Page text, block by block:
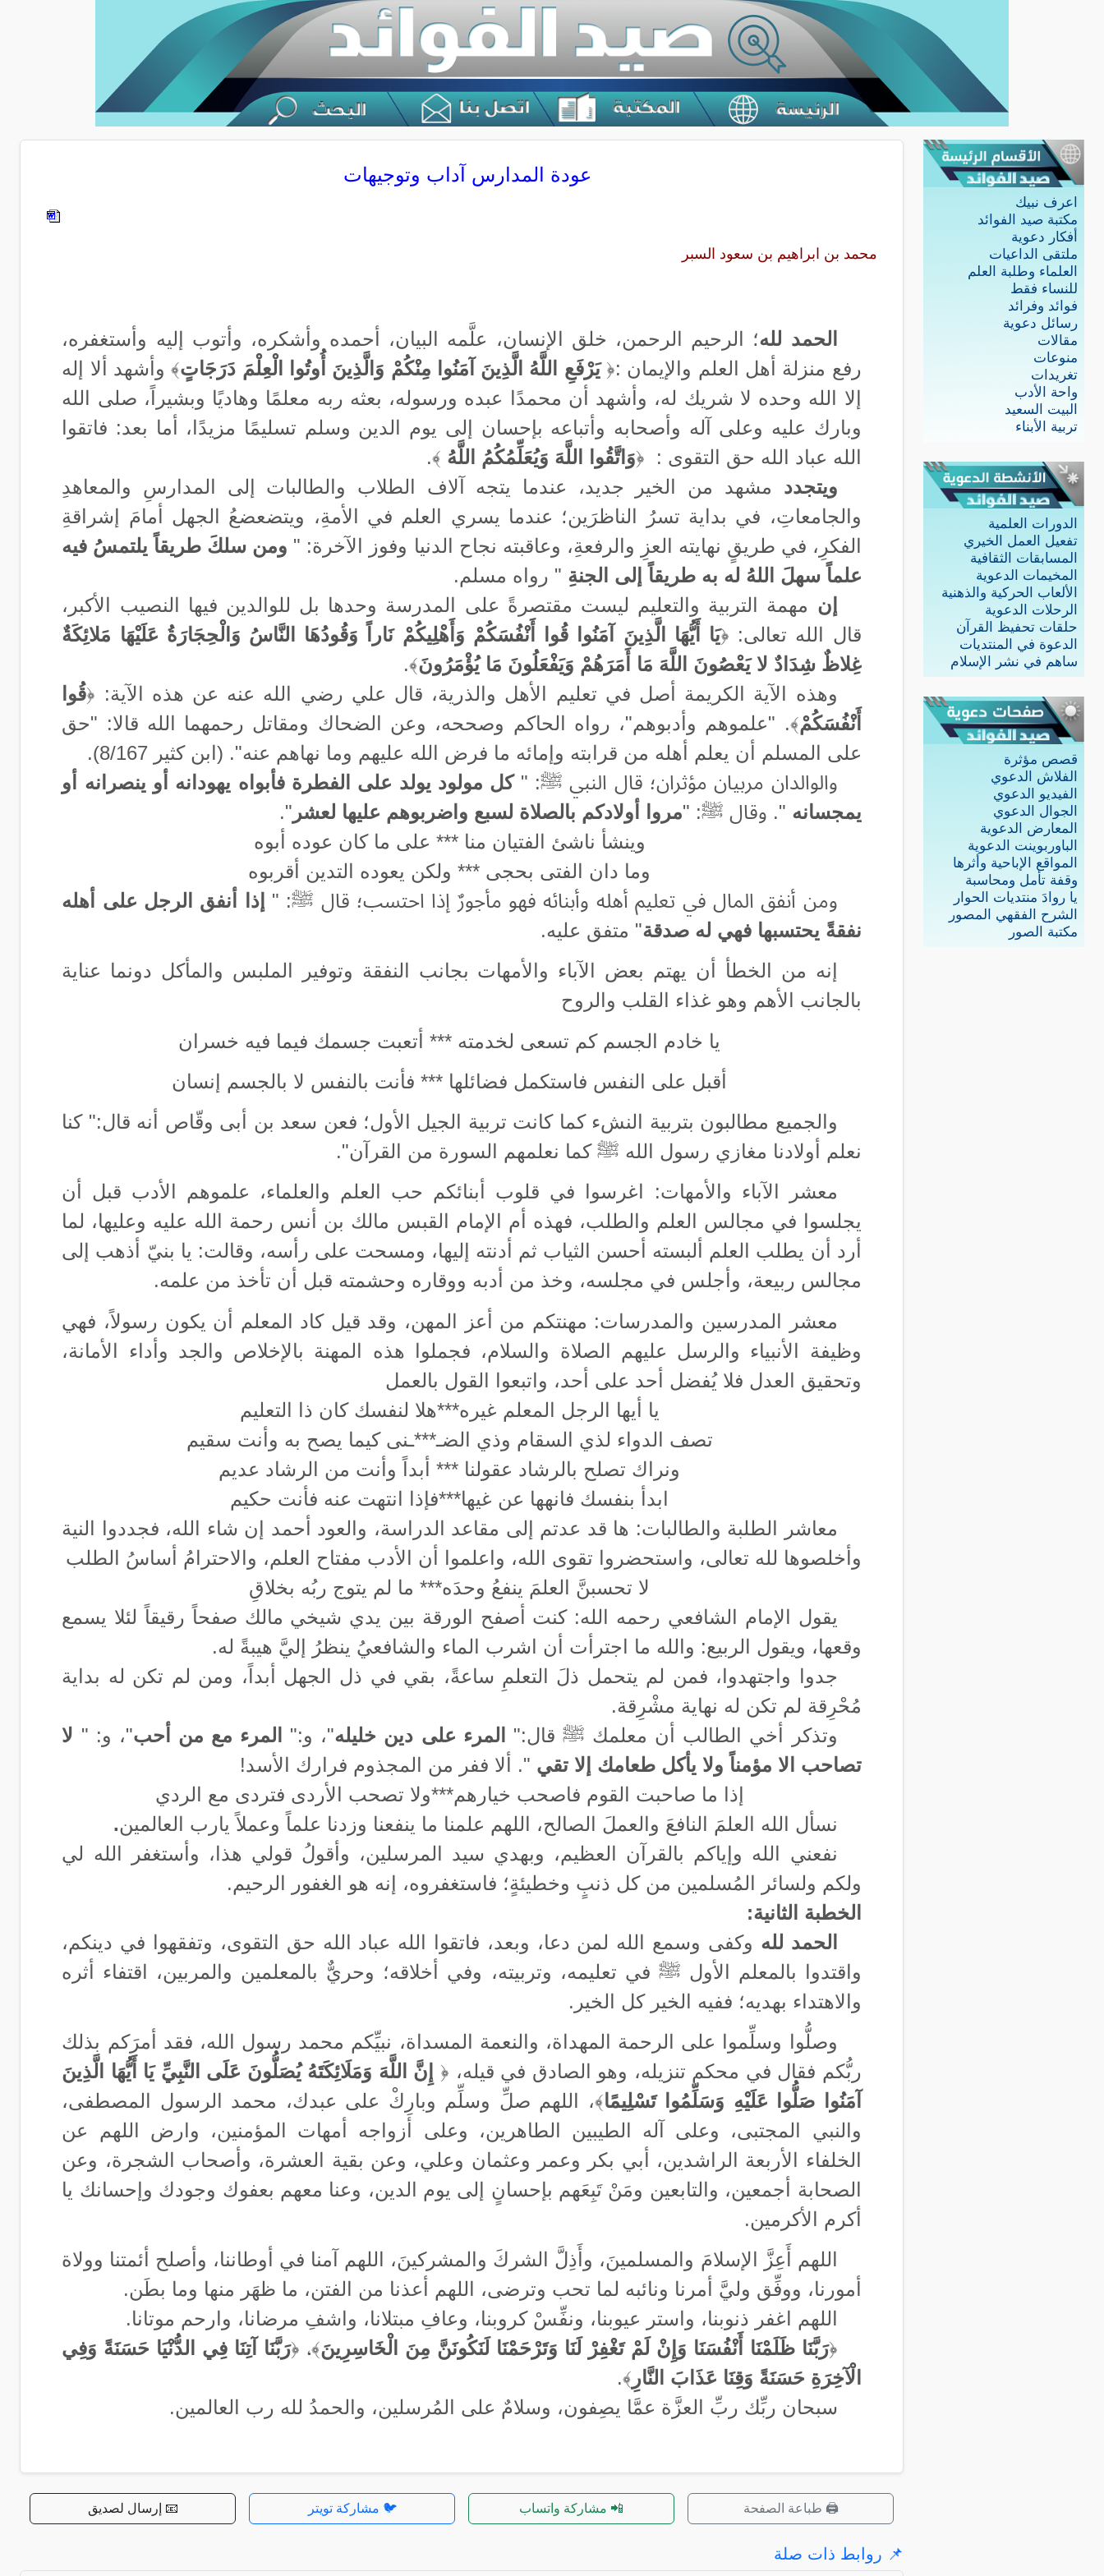
اعرف نبيك
مكتبة صيد الفوائد
أفكار دعوية
ملتقى الداعيات
العلماء وطلبة العلم
للنساء فقط
فوائد وفرائد
رسائل دعوية
مقالات
منوعات
تغريدات
واحة الأدب
البيت السعيد
تربية الأبناء
الدورات العلمية
تفعيل العمل الخيري
المسابقات الثقافية
المخيمات الدعوية
الألعاب الحركية والذهنية
الرحلات الدعوية
حلقات تحفيظ القرآن
الدعوة في المنتديات
ساهم في نشر الإسلام
قصص مؤثرة
الفلاش الدعوي
الفيديو الدعوي
الجوال الدعوي
المعارض الدعوية
الباوربوينت الدعوية
المواقع الإباحية وأثرها
وقفة تأمل ومحاسبة
يا روادَ منتديات الحوار
الشرح الفقهي المصور
مكتبة الصور
عودة المدارس آداب وتوجيهات
محمد بن ابراهيم بن سعود السبر
الحمد لله؛ الرحيم الرحمن، خلق الإنسان، علَّمه البيان، أحمده وأشكره، وأتوب إليه وأستغفره،
رفع منزلة أهل العلم والإيمان :﴿يَرْفَعِ اللَّهُ الَّذِينَ آمَنُوا مِنْكُمْ وَالَّذِينَ أُوتُوا الْعِلْمَ دَرَجَاتٍ﴾ وأشهد ألا إله
إلا الله وحده لا شريك له، وأشهد أن محمدًا عبده ورسوله، بعثه ربه معلمًا وهاديًا وبشيراً، صلى الله
وبارك عليه وعلى آله وأصحابه وأتباعه بإحسان إلى يوم الدين وسلم تسليمًا مزيدًا، أما بعد: فاتقوا
الله عباد الله حق التقوى : ﴿وَاتَّقُوا اللَّهَ وَيُعَلِّمُكُمُ اللَّهُ ﴾.
ويتجدد مشهد من الخير جديد، عندما يتجه آلاف الطلاب والطالبات إلى المدارسِ والمعاهدِ
والجامعاتِ، في بداية تسرُ الناظرَين؛ عندما يسري العلم في الأمةِ، ويتضعضعُ الجهل أمامَ إشراقةِ
الفكرِ، في طريقٍ نهايته العزِ والرفعةِ، وعاقبته نجاح الدنيا وفوز الآخرة: " ومن سلكَ طريقاً يلتمسُ فيه
علماً سهلَ اللهُ له به طريقاً إلى الجنةِ " رواه مسلم.
إن مهمة التربية والتعليم ليست مقتصرةً على المدرسة وحدها بل للوالدين فيها النصيب الأكبر،
قال الله تعالى: ﴿يَا أَيُّهَا الَّذِينَ آمَنُوا قُوا أَنْفُسَكُمْ وَأَهْلِيكُمْ نَاراً وَقُودُهَا النَّاسُ وَالْحِجَارَةُ عَلَيْهَا مَلائِكَةٌ
غِلاظٌ شِدَادٌ لا يَعْصُونَ اللَّهَ مَا أَمَرَهُمْ وَيَفْعَلُونَ مَا يُؤْمَرُونَ﴾.
وهذه الآية الكريمة أصل في تعليم الأهل والذرية، قال علي رضي الله عنه عن هذه الآية: ﴿قُوا
أَنْفُسَكُمْ﴾. "علموهم وأدبوهم"، رواه الحاكم وصححه، وعن الضحاك ومقاتل رحمهما الله قالا: "حق
على المسلم أن يعلم أهله من قرابته وإمائه ما فرض الله عليهم وما نهاهم عنه". (ابن كثير 8/167).
والوالدان مربيان مؤثران؛ قال النبي ﷺ: " كل مولود يولد على الفطرة فأبواه يهودانه أو ينصرانه أو
يمجسانه ". وقال ﷺ: "مروا أولادكم بالصلاة لسبع واضربوهم عليها لعشر ".
وينشأ ناشئ الفتيان منا *** على ما كان عوده أبوه
وما دان الفتى بحجى *** ولكن يعوده التدين أقربوه
ومن أنفق المال في تعليم أهله وأبنائه فهو مأجورٌ إذا احتسب؛ قال ﷺ: " إذا أنفق الرجل على أهله
نفقةً يحتسبها فهي له صدقة" متفق عليه.
إنه من الخطأ أن يهتم بعض الآباء والأمهات بجانب النفقة وتوفير الملبس والمأكل دونما عناية
بالجانب الأهم وهو غذاء القلب والروح
يا خادم الجسم كم تسعى لخدمته *** أتعبت جسمك فيما فيه خسران
أقبل على النفس فاستكمل فضائلها *** فأنت بالنفس لا بالجسم إنسان
والجميع مطالبون بتربية النشء كما كانت تربية الجيل الأول؛ فعن سعد بن أبى وقّاص أنه قال:" كنا
نعلم أولادنا مغازي رسول الله ﷺ كما نعلمهم السورة من القرآن"
.
معشر الآباء والأمهات: اغرسوا في قلوب أبنائكم حب العلم والعلماء، علموهم الأدب قبل أن
يجلسوا في مجالس العلم والطلب، فهذه أم الإمام القبس مالك بن أنس رحمة الله عليه وعليها، لما
أرد أن يطلب العلم ألبسته أحسن الثياب ثم أدنته إليها، ومسحت على رأسه، وقالت: يا بنيّ أذهب إلى
مجالس ربيعة، وأجلس في مجلسه، وخذ من أدبه ووقاره وحشمته قبل أن تأخذ من علمه.
معشر المدرسين والمدرسات: مهنتكم من أعز المهن، وقد قيل كاد المعلم أن يكون رسولاً، فهي
وظيفة الأنبياء والرسل عليهم الصلاة والسلام، فجملوا هذه المهنة بالإخلاص والجد وأداء الأمانة،
وتحقيق العدل فلا يُفضل أحد على أحد، واتبعوا القول بالعمل
يا أيها الرجل المعلم غيره***هلا لنفسك كان ذا التعليم
تصف الدواء لذي السقام وذي الضـ***ـنى كيما يصح به وأنت سقيم
ونراك تصلح بالرشاد عقولنا *** أبداً وأنت من الرشاد عديم
ابدأ بنفسك فانهها عن غيها***فإذا انتهت عنه فأنت حكيم
معاشر الطلبة والطالبات: ها قد عدتم إلى مقاعد الدراسة، والعود أحمد إن شاء الله، فجددوا النية
وأخلصوها لله تعالى، واستحضروا تقوى الله، واعلموا أن الأدب مفتاح العلم، والاحترامُ أساسُ الطلب
لا تحسبنَّ العلمَ ينفعُ وحدَه*** ما لم يتوج ربُه بخلاقِ
يقول الإمام الشافعي رحمه الله: كنت أصفح الورقة بين يدي شيخي مالك صفحاً رقيقاً لئلا يسمع
وقعها، ويقول الربيع: والله ما اجترأت أن اشرب الماء والشافعيُ ينظرُ إليَّ هيبةً له.
جدوا واجتهدوا، فمن لم يتحمل ذلَ التعلمِ ساعةً، بقي في ذل الجهل أبداً، ومن لم تكن له بداية
مُحْرِقة لم تكن له نهاية مشْرِقة.
وتذكر أخي الطالب أن معلمك ﷺ قال:"
المرء على دين خليله"، و:" المرء مع من أحب"، و: " لا
تصاحب الا مؤمناً ولا يأكل طعامك إلا تقي ". ألا ففر من المجذوم فرارك الأسد!
إذا ما صاحبت القوم فاصحب خيارهم***ولا تصحب الأردى فتردى مع الردي
نسأل الله العلمَ النافعَ والعملَ الصالح، اللهم علمنا ما ينفعنا وزدنا علماً وعملاً يارب العالمين.
نفعني الله وإياكم بالقرآن العظيم، وبهدي سيد المرسلين، وأقولُ قولي هذا، وأستغفر الله لي
ولكم ولسائر المُسلمين من كل ذنبٍ وخطيئةٍ؛ فاستغفروه، إنه هو الغفور الرحيم.
الخطبة الثانية:
الحمد لله وكفى وسمع الله لمن دعا، وبعد، فاتقوا الله عباد الله حق التقوى، وتفقهوا في دينكم،
واقتدوا بالمعلم الأول ﷺ في تعليمه، وتربيته، وفي أخلاقه؛ وحريٌّ بالمعلمين والمربين، اقتفاء أثره
والاهتداء بهديه؛ ففيه الخير كل الخير.
وصلُّوا وسلِّموا على الرحمة المهداة، والنعمة المسداة، نبيِّكم محمد رسول الله، فقد أمرَكم بذلك
ربُّكم فقال في محكم تنزيله، وهو الصادق في قيله، ﴿
إِنَّ اللَّهَ وَمَلَائِكَتَهُ يُصَلُّونَ عَلَى النَّبِيِّ يَا أَيُّهَا الَّذِينَ
آمَنُوا صَلُّوا عَلَيْهِ وَسَلِّمُوا تَسْلِيمًا﴾، اللهم صلِّ وسلِّم وبارِكْ على عبدك، محمد الرسول المصطفى،
والنبي المجتبى، وعلى آله الطيبين الطاهرين، وعلى أزواجه أمهات المؤمنين، وارض اللهم عن
الخلفاء الأربعة الراشدين، أبي بكر وعمر وعثمان وعلي، وعن بقية العشرة، وأصحاب الشجرة، وعن
الصحابة أجمعين، والتابعين ومَنْ تَبِعَهم بإحسانٍ إلى يوم الدين، وعنا معهم بعفوك وجودك وإحسانك يا
أكرم الأكرمين.
اللهم أَعِزَّ الإسلامَ والمسلمينَ، وأَذِلَّ الشركَ والمشركينَ، اللهم آمنا في أوطاننا، وأصلح أئمتنا وولاة
أمورنا، ووفِّق وليَّ أمرنا ونائبه لما تحب وترضى، اللهم أعذنا من الفتن، ما ظهَر منها وما بطَن.
اللهم اغفر ذنوبنا، واستر عيوبنا، ونفِّسْ كروبنا، وعافِ مبتلانا، واشفِ مرضانا، وارحم موتانا.
﴿رَبَّنَا ظَلَمْنَا أَنْفُسَنَا وَإِنْ لَمْ تَغْفِرْ لَنَا وَتَرْحَمْنَا لَنَكُونَنَّ مِنَ الْخَاسِرِينَ﴾، ﴿رَبَّنَا آتِنَا فِي الدُّنْيَا حَسَنَةً وَفِي
الْآخِرَةِ حَسَنَةً وَقِنَا عَذَابَ النَّارِ ﴾.
سبحان ربِّك ربِّ العزَّة عمَّا يصِفون، وسلامٌ على المُرسلين، والحمدُ لله رب العالمين.
🖨️ طباعة الصفحة 📲 مشاركة واتساب 🐦 مشاركة تويتر 📧 إرسال لصديق
📌 روابط ذات صلة